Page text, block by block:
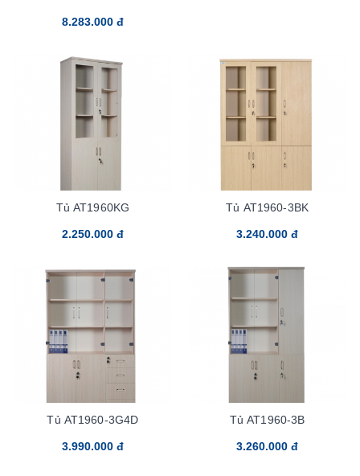
8.283.000 đ
Tủ AT1960KG
2.250.000 đ
Tủ AT1960-3BK
3.240.000 đ
Tủ AT1960-3G4D
3.990.000 đ
Tủ AT1960-3B
3.260.000 đ